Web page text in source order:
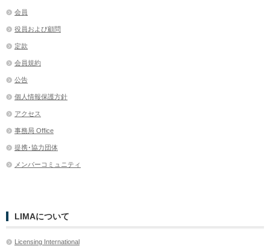
会員
役員および顧問
定款
会員規約
公告
個人情報保護方針
アクセス
事務局 Office
提携･協力団体
メンバーコミュニティ
LIMAについて
Licensing International